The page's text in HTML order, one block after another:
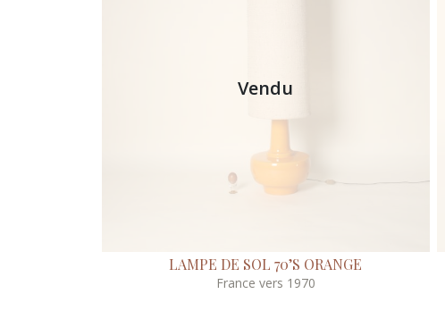
Vendu
LAMPE DE SOL 70’S ORANGE
France vers 1970